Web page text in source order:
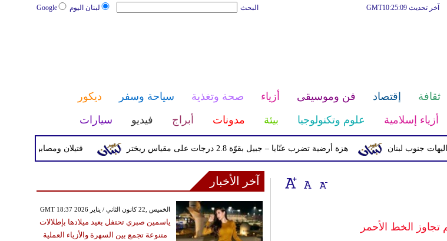
لبنان اليوم Google البحث آخر تحديث GMT10:25:09
ثقافة إقتصاد فن وموسيقى أزياء صحة وتغذية سياحة وسفر
ديكور
أزياء إسلامية علوم وتكنولوجيا بيئة مدونات أبراج فيديو سيارات
قتيلان ومصابون جراء 14 غارة إسرائيلية على شرق وجنوب لبنان هزة أرضية تضرب عنّايا – جبيل بقوّة 2.8 درجات على مقياس ريختر لبنان
الخط الأحمر
آخر الأخبار
GMT 18:37 2026 الخميس ,22 كانون الثاني / يناير
ياسمين صبري تحتفل بعيد ميلادها بإطلالات
متنوعة تجمع بين السهرة والأزياء العملية